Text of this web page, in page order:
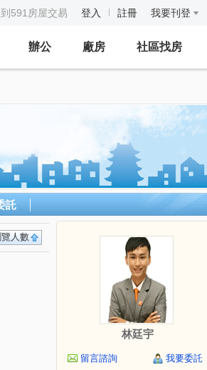
591房屋交易 登入 註冊 我要刊登
辦公 廠房 社區找房
託
人數
林廷宇
留言諮詢
我要委託